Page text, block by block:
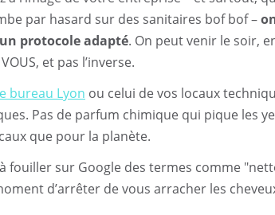
par hasard sur des sanitaires bof bof –
protocole adapté. On peut venir le soir,
et pas l’inverse.
bureau Lyon ou celui de vos locaux
Pas de parfum chimique qui pique les
que pour la planète.
fouiller sur Google des termes comme
d’arrêter de vous arracher les